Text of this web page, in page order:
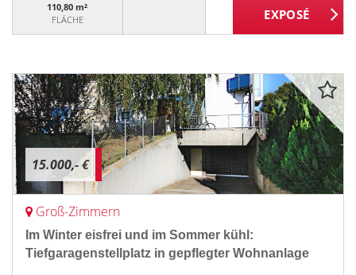
110,80 m²
FLÄCHE
15.000,- €
Groß-Zimmern
Im Winter eisfrei und im Sommer kühl:
Tiefgaragenstellplatz in gepflegter Wohnanlage